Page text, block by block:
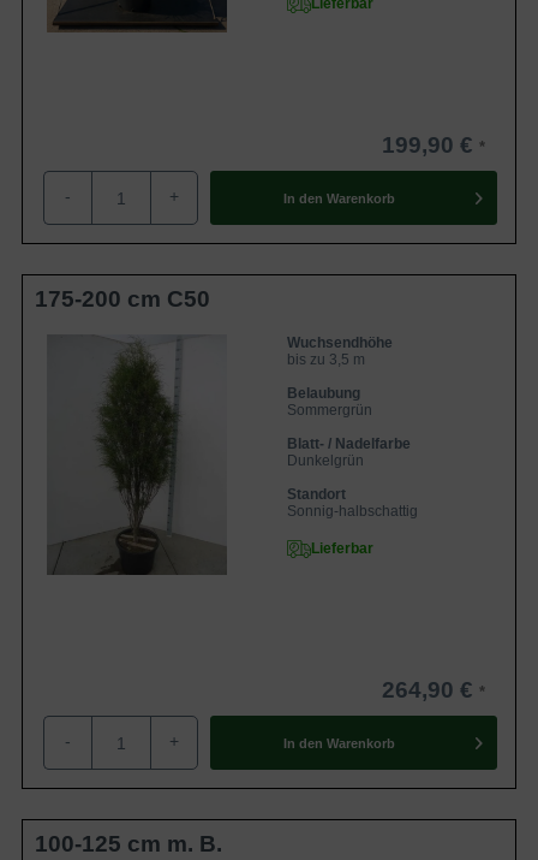
Lieferbar
199,90 €
- + In den Warenkorb
175-200 cm C50
Wuchsendhöhe
bis zu 3,5 m
Belaubung
Sommergrün
Blatt- / Nadelfarbe
Dunkelgrün
Standort
Sonnig-halbschattig
Lieferbar
264,90 €
- + In den Warenkorb
100-125 cm m. B.